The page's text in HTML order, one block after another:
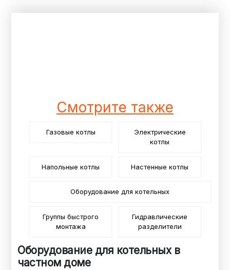
Смотрите также
Газовые котлы
Электрические
котлы
Напольные котлы Настенные котлы
Оборудование для котельных
Группы быстрого
монтажа
Гидравлические
разделители
Оборудование для котельных в
частном доме